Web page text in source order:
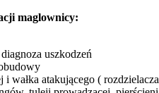
maglownicy:
uszkodzeń
wałka atakującego (